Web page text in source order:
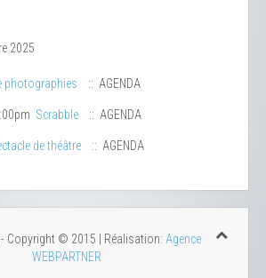
2025
photographies
:: AGENDA
Scrabble :: AGENDA
de théâtre :: AGENDA
Copyright © 2015 | Réalisation: Agence
WEBPARTNER